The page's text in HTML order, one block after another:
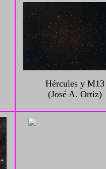
Hércules y M13
(José A. Ortiz)